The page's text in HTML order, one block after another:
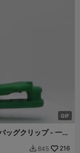
GIF
ッグクリップ - 一体
 845 216